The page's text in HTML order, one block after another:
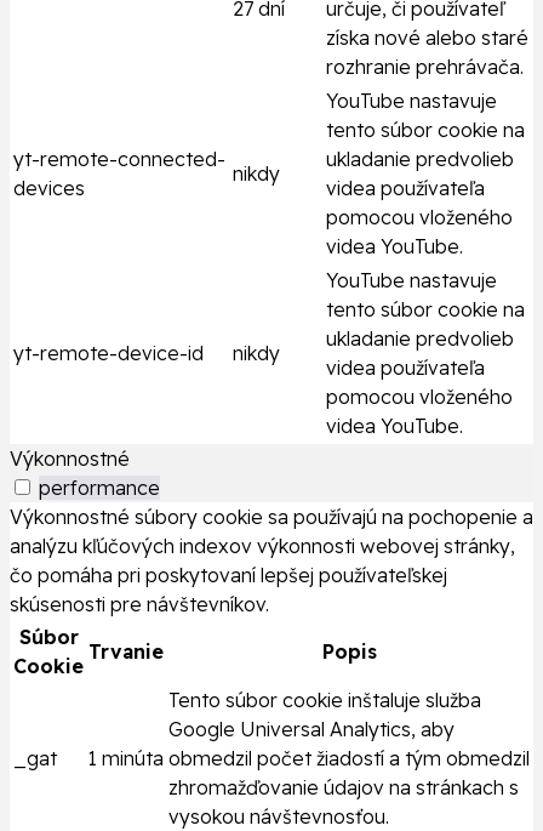
27 dní
určuje, či používateľ
získa nové alebo staré
rozhranie prehrávača.
yt-remote-connected-
devices
nikdy
YouTube nastavuje
tento súbor cookie na
ukladanie predvolieb
videa používateľa
pomocou vloženého
videa YouTube.
yt-remote-device-id nikdy
YouTube nastavuje
tento súbor cookie na
ukladanie predvolieb
videa používateľa
pomocou vloženého
videa YouTube.
Výkonnostné
performance
Výkonnostné súbory cookie sa používajú na pochopenie a
analýzu kľúčových indexov výkonnosti webovej stránky,
čo pomáha pri poskytovaní lepšej používateľskej
skúsenosti pre návštevníkov.
Súbor
Cookie
Trvanie Popis
_gat 1 minúta
Tento súbor cookie inštaluje služba
Google Universal Analytics, aby
obmedzil počet žiadostí a tým obmedzil
zhromažďovanie údajov na stránkach s
vysokou návštevnosťou.